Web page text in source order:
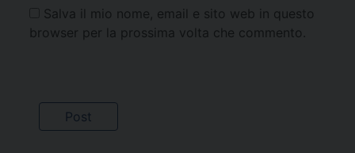
Salva il mio nome, email e sito web in questo
browser per la prossima volta che commento.